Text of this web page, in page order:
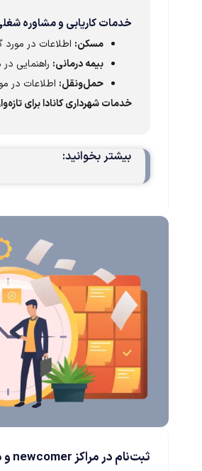
خدمات کاریابی و مشاوره
مسکن: اطلاعات در مورد
بیمه درمانی: راهنمایی
حمل‌ونقل: اطلاعات در
خدمات شهرداری کانادا برای
بیشتر بخوانید:
ثبت‌نام در مراکز newcomer و مشاوره مهاجرتی